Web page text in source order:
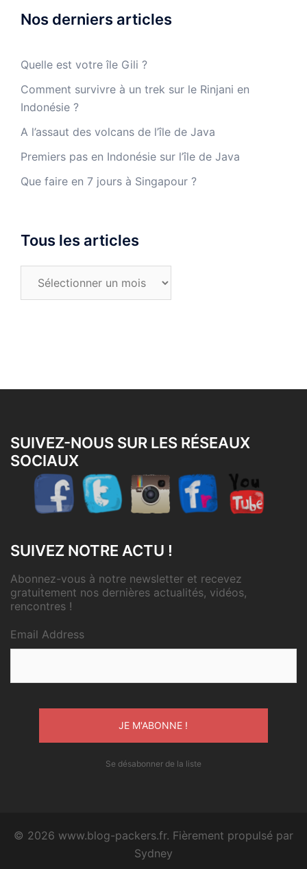
Nos derniers articles
Quelle est votre île Gili ?
Comment survivre à un trek sur le Rinjani en
Indonésie ?
A l’assaut des volcans de l’île de Java
Premiers pas en Indonésie sur l’île de Java
Que faire en 7 jours à Singapour ?
Tous les articles
SUIVEZ-NOUS SUR LES RÉSEAUX
SOCIAUX
SUIVEZ NOTRE ACTU !
Abonnez-vous à notre newsletter et recevez
gratuitement nos dernières actualités, vidéos,
rencontres !
Email Address
Se désabonner de la liste
© 2026 www.blog-packers.fr. Fièrement propulsé par
Sydney